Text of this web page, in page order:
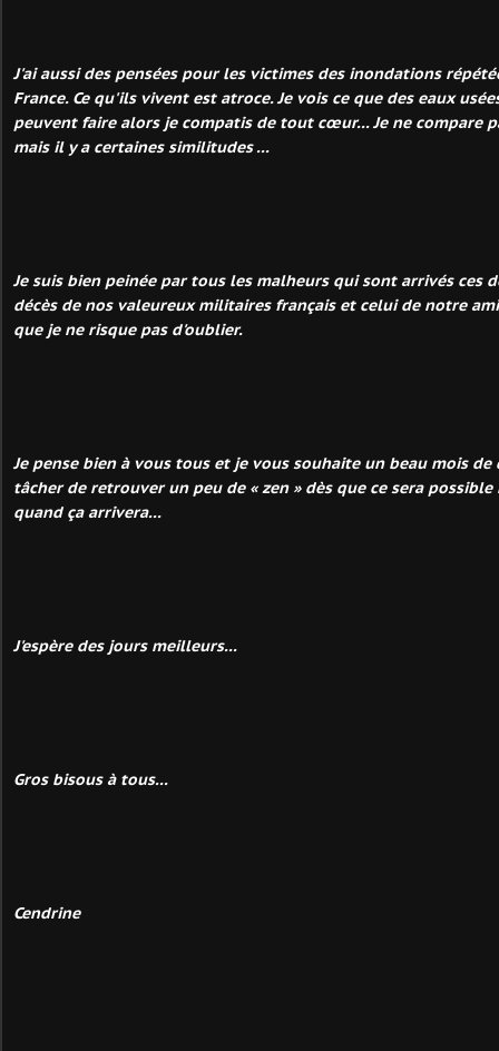
J'ai aussi des pensées pour les victimes des inondations
France. Ce qu'ils vivent est atroce. Je vois ce que des eaux
peuvent faire alors je compatis de tout cœur... Je ne compare
mais il y a certaines similitudes ...
Je suis bien peinée par tous les malheurs qui sont arrivés ces
décès de nos valeureux militaires français et celui de notre
que je ne risque pas d'oublier.
Je pense bien à vous tous et je vous souhaite un beau mois de
tâcher de retrouver un peu de « zen » dès que ce sera possible
quand ça arrivera...
J'espère des jours meilleurs...
Gros bisous à tous...
Cendrine